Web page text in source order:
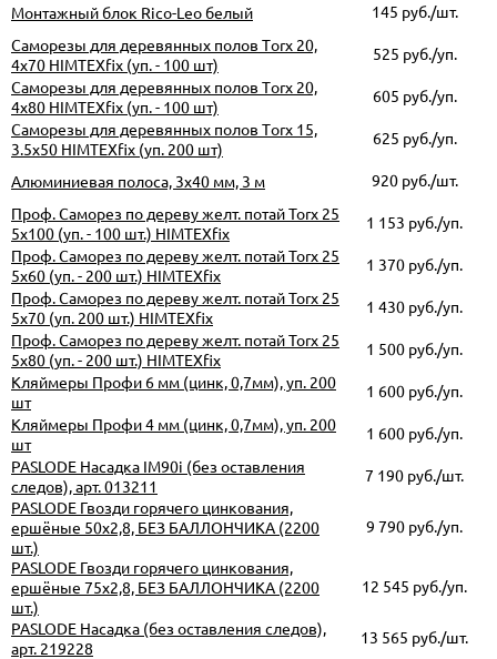
Монтажный блок Rico-Leo белый 145 руб./шт.
Саморезы для деревянных полов Тorx 20,
4х70 HIMTEXfix (уп. - 100 шт)
525 руб./уп.
Саморезы для деревянных полов Тorx 20,
4х80 HIMTEXfix (уп. - 100 шт)
605 руб./уп.
Саморезы для деревянных полов Тorx 15,
3.5х50 HIMTEXfix (уп. 200 шт)
625 руб./уп.
Алюминиевая полоса, 3х40 мм, 3 м 920руб./шт.
Проф. Саморез по дереву желт. потай Torx 25
5x100 (уп. - 100 шт.) HIMTEXfix
1 153 руб./уп.
Проф. Саморез по дереву желт. потай Torx 25
5x60 (уп. - 200 шт.) HIMTEXfix
1 370 руб./уп.
Проф. Саморез по дереву желт. потай Torx 25
5x70 (уп. 200 шт.) HIMTEXfix
1 430 руб./уп.
Проф. Саморез по дереву желт. потай Torx 25
5x80 (уп. - 200 шт.) HIMTEXfix
1 500 руб./уп.
Кляймеры Профи 6 мм (цинк, 0,7мм), уп. 200
шт
1 600 руб./уп.
Кляймеры Профи 4 мм (цинк, 0,7мм), уп. 200
шт
1 600 руб./уп.
PASLODE Насадка IM90i (без оставления
следов), арт. 013211
7 190 руб./шт.
PASLODE Гвозди горячего цинкования,
ершёные 50х2,8, БЕЗ БАЛЛОНЧИКА (2200
шт.)
9 790 руб./уп.
PASLODE Гвозди горячего цинкования,
ершёные 75х2,8, БЕЗ БАЛЛОНЧИКА (2200
шт.)
12 545 руб./уп.
PASLODE Насадка (без оставления следов),
арт. 219228
13 565 руб./шт.